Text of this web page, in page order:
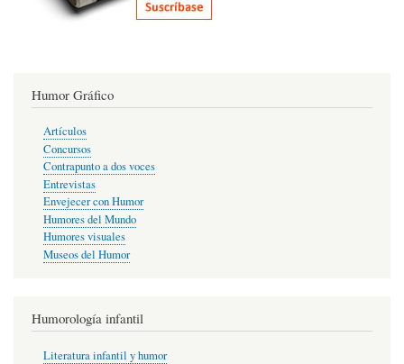
Humor Gráfico
Artículos
Concursos
Contrapunto a dos voces
Entrevistas
Envejecer con Humor
Humores del Mundo
Humores visuales
Museos del Humor
Humorología infantil
Literatura infantil y humor